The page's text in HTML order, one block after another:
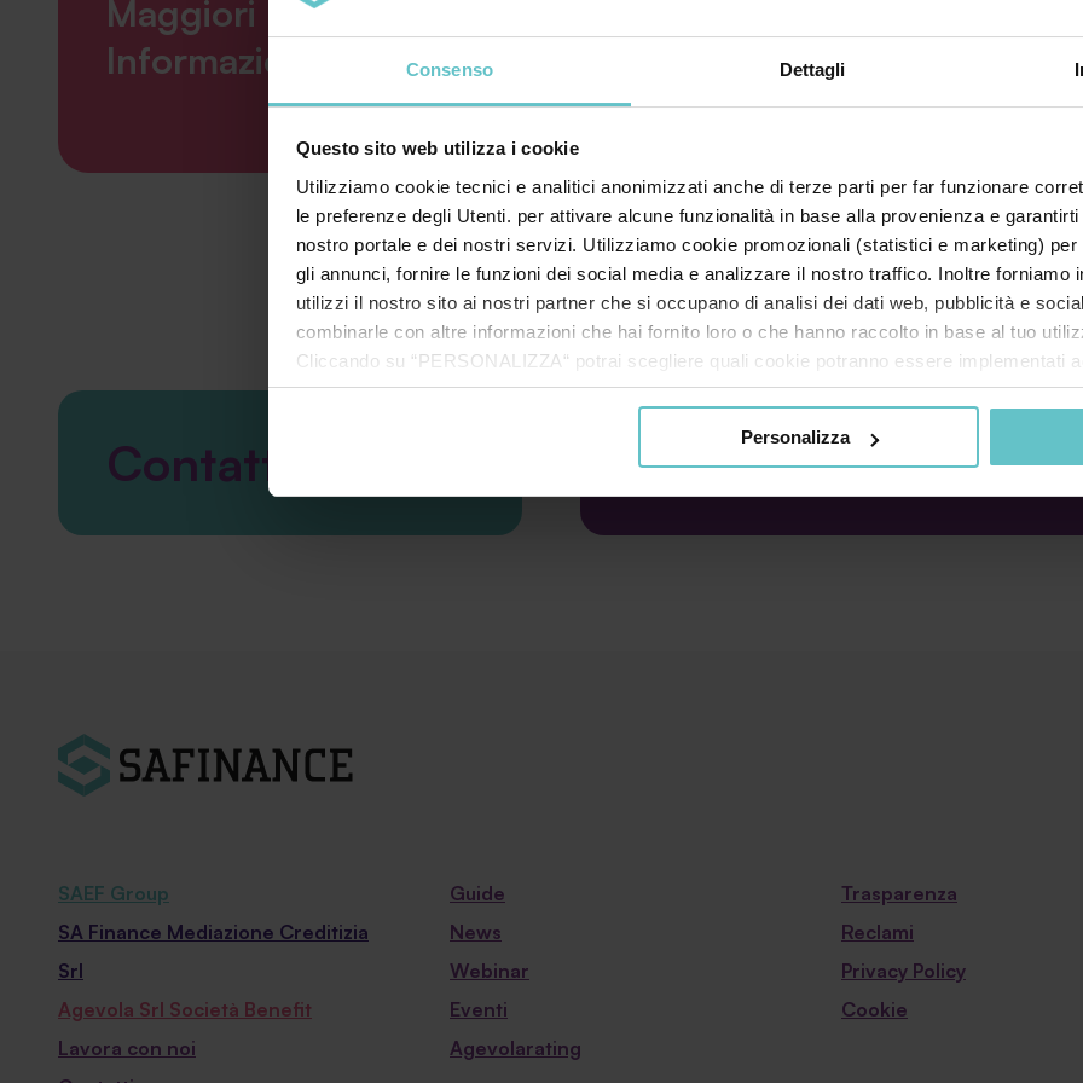
Consenso Dettagli
Questo sito web utilizza i cookie
Utilizziamo cookie tecnici e analitici anonimizzati anche di terze parti per far funzionare
le preferenze degli Utenti. per attivare alcune funzionalità in base alla provenienza e
nostro portale e dei nostri servizi. Utilizziamo cookie promozionali (statistici e marketing)
gli annunci, fornire le funzioni dei social media e analizzare il nostro traffico. Inoltre forniamo
utilizzi il nostro sito ai nostri partner che si occupano di analisi dei dati web, pubblicità e
combinarle con altre informazioni che hai fornito loro o che hanno raccolto in base al tuo
Cliccando su “PERSONALIZZA“ potrai scegliere quali cookie potranno essere implementati
che sono necessari per il funzionamento del sito. Cliccando su “ACCETTA TUTTI” invece
informazioni complete ti invitiamo a consultare le "Informazioni sui Cookie" qui sopra.
Personalizza
Maggiori
Informazioni
Contattaci Iscriviti alla nostra
SAEF Group
SA Finance Mediazione Creditizia
Srl
Agevola Srl Società Benefit
Lavora con noi
Guide
News
Webinar
Eventi
Agevolarating
Trasparenza
Reclami
Privacy Policy
Cookie